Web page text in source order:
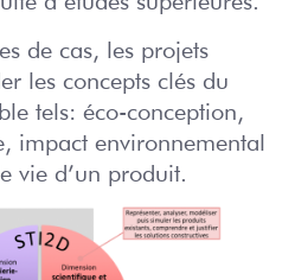
de cas, les projets
les concepts clés du
tels: éco-conception,
impact environnemental
vie d’un produit.